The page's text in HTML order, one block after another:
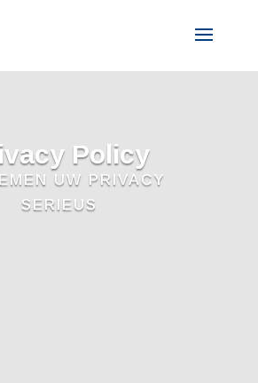
Policy
UW PRIVACY
SERIEUS